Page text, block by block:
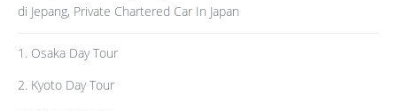
di Jepang, Private Chartered Car In Japan
1. Osaka Day Tour
2. Kyoto Day Tour